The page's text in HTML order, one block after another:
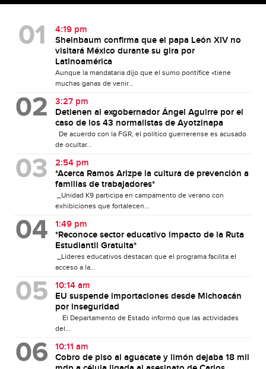
4:19 pm
Sheinbaum confirma que el papa León XIV no
visitará México durante su gira por
Latinoamérica
Aunque la mandataria dijo que el sumo pontífice «tiene
muchas ganas de venir...
3:27 pm
Detienen al exgobernador Ángel Aguirre por el
caso de los 43 normalistas de Ayotzinapa
De acuerdo con la FGR, el político guerrerense es acusado
de ocultar...
2:54 pm
*Acerca Ramos Arizpe la cultura de prevención a
familias de trabajadores*
_Unidad K9 participa en campamento de verano con
exhibiciones que fortalecen...
1:49 pm
*Reconoce sector educativo impacto de la Ruta
Estudiantil Gratuita*
_Líderes educativos destacan que el programa facilita el
acceso a la...
10:14 am
EU suspende importaciones desde Michoacán
por inseguridad
El Departamento de Estado informó que las actividades
del...
10:11 am
Cobro de piso al aguacate y limón dejaba 18 mil